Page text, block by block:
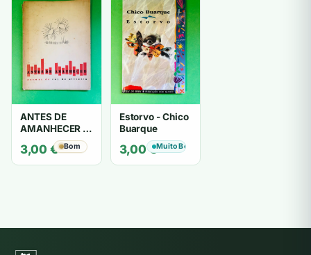
ANTES DE
AMANHECER -
ruy de oliveira
3,00 € Bom
Estorvo - Chico
Buarque
3,00€Muito Bom